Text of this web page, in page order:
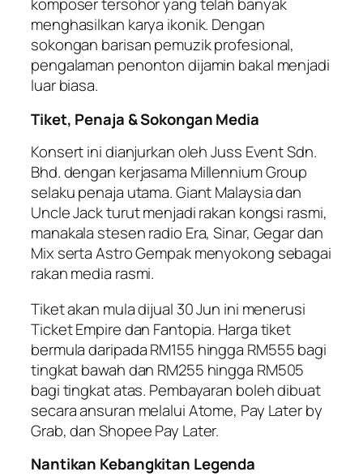
komposer tersohor yang telah banyak
menghasilkan karya ikonik. Dengan
sokongan barisan pemuzik profesional,
pengalaman penonton dijamin bakal menjadi
luar biasa.
Tiket, Penaja & Sokongan Media
Konsert ini dianjurkan oleh Juss Event Sdn.
Bhd. dengan kerjasama Millennium Group
selaku penaja utama. Giant Malaysia dan
Uncle Jack turut menjadi rakan kongsi rasmi,
manakala stesen radio Era, Sinar, Gegar dan
Mix serta Astro Gempak menyokong sebagai
rakan media rasmi.
Tiket akan mula dijual 30 Jun ini menerusi
Ticket Empire dan Fantopia. Harga tiket
bermula daripada RM155 hingga RM555 bagi
tingkat bawah dan RM255 hingga RM505
bagi tingkat atas. Pembayaran boleh dibuat
secara ansuran melalui Atome, Pay Later by
Grab, dan Shopee Pay Later.
Nantikan Kebangkitan Legenda